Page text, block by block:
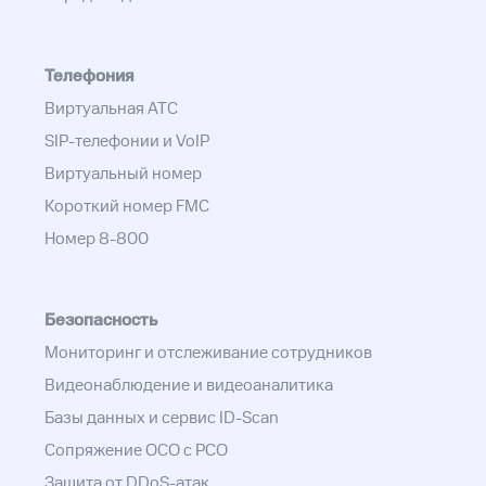
Телефония
Виртуальная АТС
SIP-телефонии и VoIP
Виртуальный номер
Короткий номер FMC
Номер 8-800
Безопасность
Мониторинг и отслеживание сотрудников
Видеонаблюдение и видеоаналитика
Базы данных и сервис ID-Scan
Сопряжение ОСО с РСО